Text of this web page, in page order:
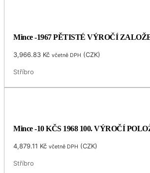
Mince -1967 PĚTISTÉ VÝROČÍ
3,966.83 Kč včetně DPH (CZK)
Stříbro
Mince -10 KČS 1968 100. VÝROČÍ
4,879.11 Kč včetně DPH (CZK)
Stříbro